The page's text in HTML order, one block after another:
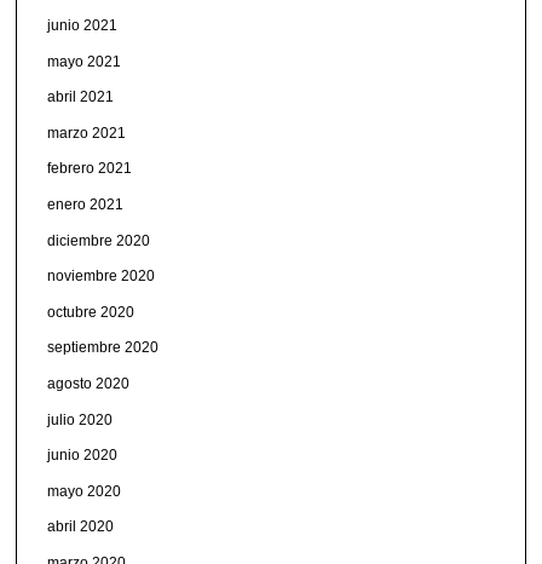
junio 2021
mayo 2021
abril 2021
marzo 2021
febrero 2021
enero 2021
diciembre 2020
noviembre 2020
octubre 2020
septiembre 2020
agosto 2020
julio 2020
junio 2020
mayo 2020
abril 2020